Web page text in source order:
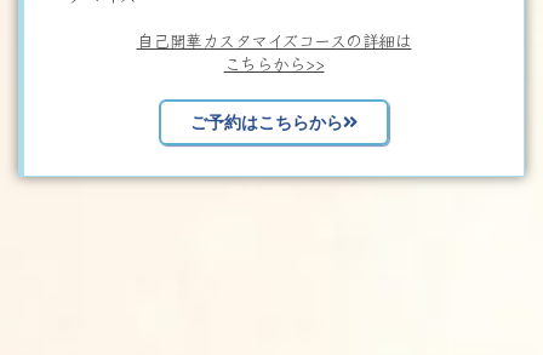
自己開華カスタマイズコースの詳細は
こちらから>>
ご予約はこちらから